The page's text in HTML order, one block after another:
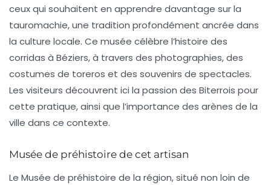
ceux qui souhaitent en apprendre davantage sur la
tauromachie, une tradition profondément ancrée dans
la culture locale. Ce musée célèbre l’histoire des
corridas à Béziers, à travers des photographies, des
costumes de toreros et des souvenirs de spectacles.
Les visiteurs découvrent ici la passion des Biterrois pour
cette pratique, ainsi que l’importance des arènes de la
ville dans ce contexte.
Musée de préhistoire de cet artisan
Le Musée de préhistoire de la région, situé non loin de